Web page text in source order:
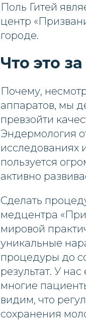
Поль Гитей
центр
городе.
Что это
Почему,
аппаратов, мы
превзойти
Эндермология
исследованиях
пользуется
активно
Сделать
медцентра
мировой
уникальные
процедуры до
результат. У
многие
видим, что
сохранения